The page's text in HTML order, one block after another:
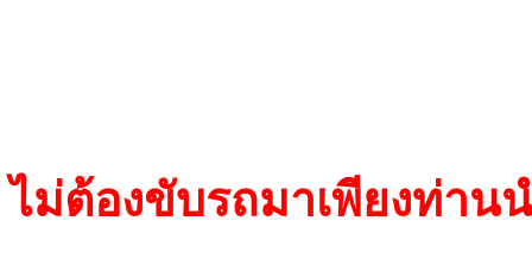
ไม่ต้องขับรถมาเพียงท่า